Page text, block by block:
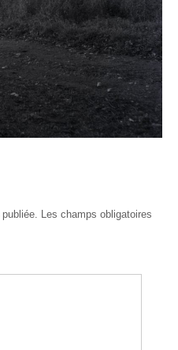
Les champs obligatoires